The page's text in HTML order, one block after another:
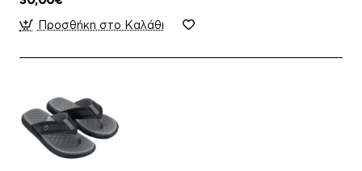
Προσθήκη στο Καλάθι